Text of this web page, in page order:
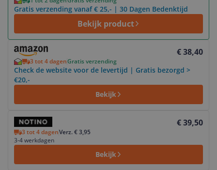
Gratis verzending vanaf € 25,- | 30 Dagen Bedenktijd
Bekijk product
€ 38,40
3 tot 4 dagenGratis verzending
Check de website voor de levertijd | Gratis bezorgd >
€20,-
Bekijk
Bekijk product
€ 39,50
3 tot 4 dagenVerz. € 3,95
3-4 werkdagen
Bekijk
Bekijk product